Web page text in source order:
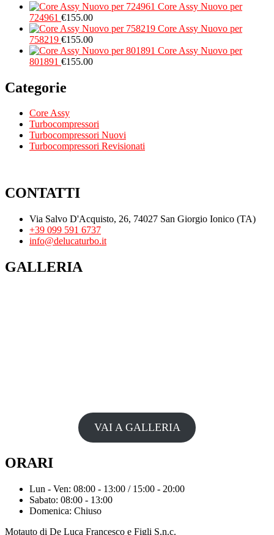
Core Assy Nuovo per
724961 €155.00
Core Assy Nuovo per
758219 €155.00
Core Assy Nuovo per
801891 €155.00
Categorie
Core Assy
Turbocompressori
Turbocompressori Nuovi
Turbocompressori Revisionati
CONTATTI
Via Salvo D'Acquisto, 26, 74027 San Giorgio Ionico (TA)
+39 099 591 6737
info@delucaturbo.it
GALLERIA
VAI A GALLERIA
ORARI
Lun - Ven: 08:00 - 13:00 / 15:00 - 20:00
Sabato: 08:00 - 13:00
Domenica: Chiuso
Motauto di De Luca Francesco e Figli S.n.c.